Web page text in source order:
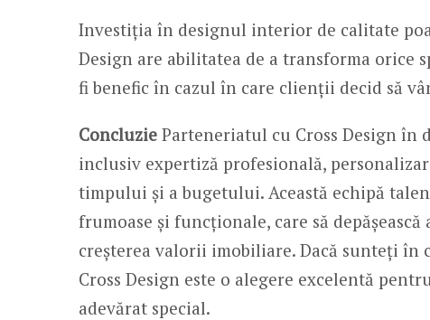
Investiția în designul interior de calitate
Design are abilitatea de a transforma orice
fi benefic în cazul în care clienții decid să
Concluzie Parteneriatul cu Cross Design în
inclusiv expertiză profesională,
timpului și a bugetului. Această echipă
frumoase și funcționale, care să
creșterea valorii imobiliare. Dacă sunteți
Cross Design este o alegere excelentă
adevărat special.